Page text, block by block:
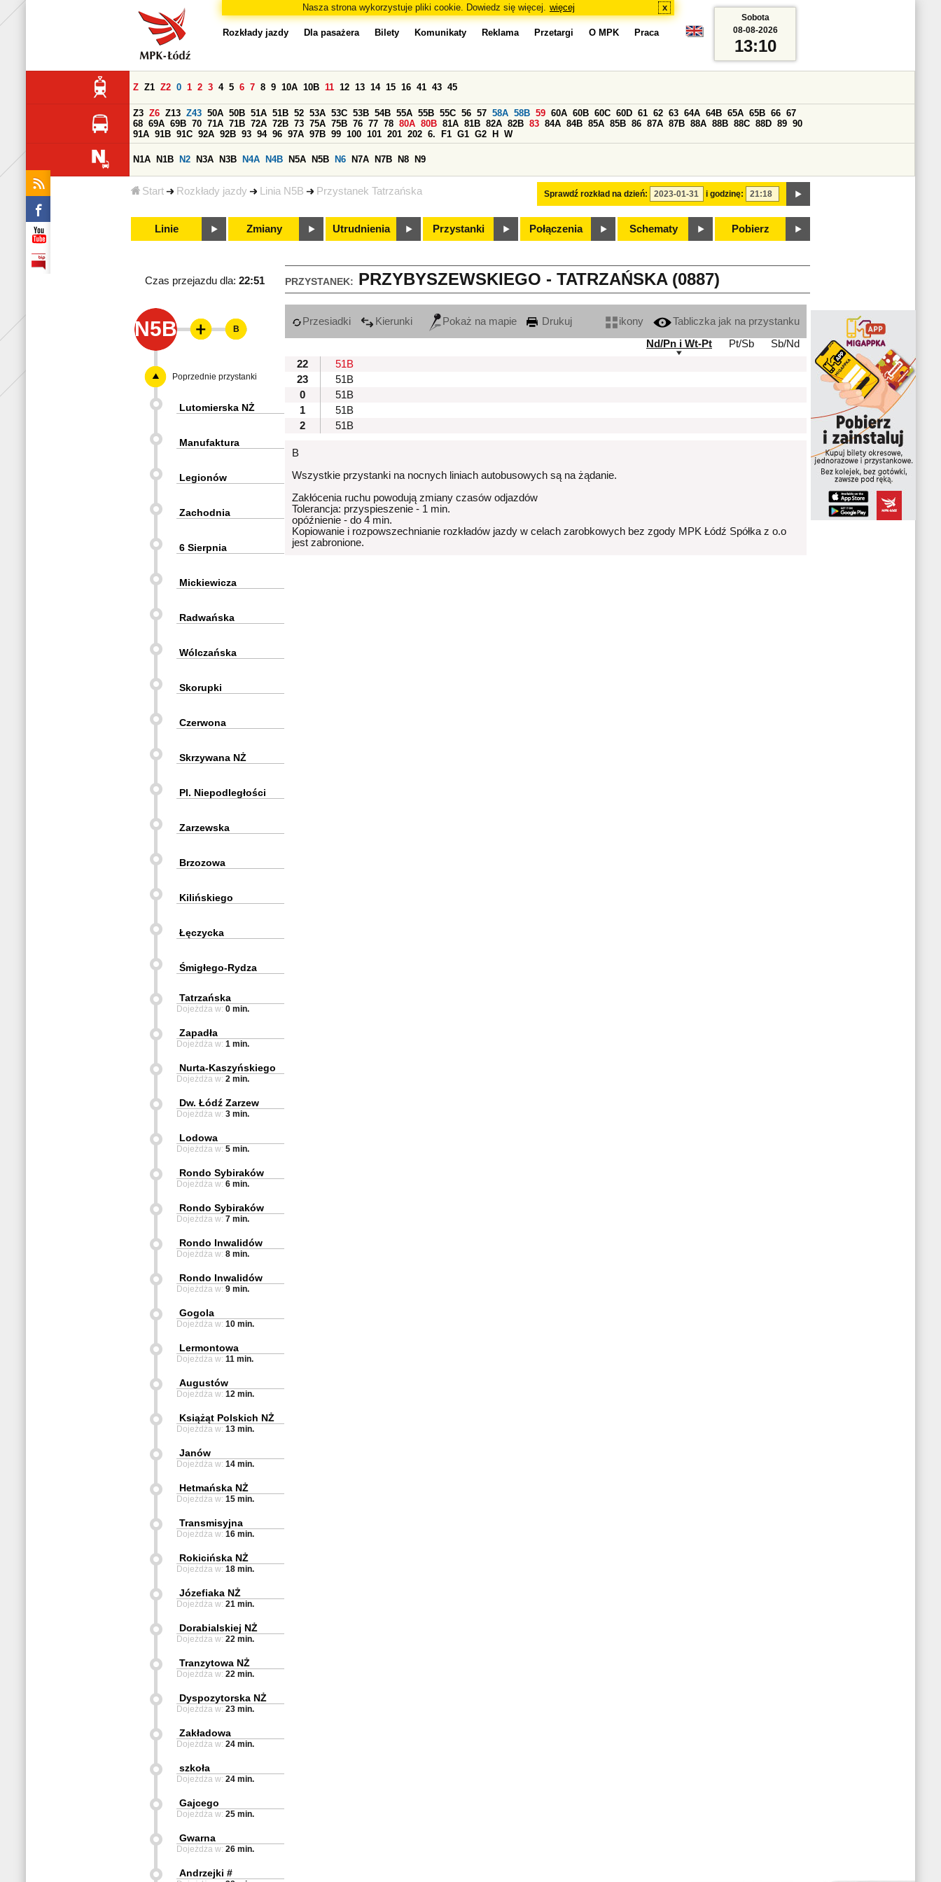
Nasza strona wykorzystuje pliki cookie. Dowiedz się więcej. więcej x
Start Rozkłady jazdy Linia N5B Przystanek Tatrzańska
Rozkłady jazdy Dla pasażera Bilety Komunikaty Reklama Przetargi O MPK Praca
Sprawdź rozkład na dzień: i godzinę:
Z Z1 Z2 0 1 2 3 4 5 6 7 8 9 10A 10B 11 12 13 14 15 16 41 43 45
Z3 Z6 Z13 Z43 50A 50B 51A 51B 52 53A 53C 53B 54B 55A 55B 55C 56 57 58A 58B 59 60A 60B 60C 60D 61 62 63 64A 64B 65A 65B 66 67
68 69A 69B 70 71A 71B 72A 72B 73 75A 75B 76 77 78 80A 80B 81A 81B 82A 82B 83 84A 84B 85A 85B 86 87A 87B 88A 88B 88C 88D 89 90
91A 91B 91C 92A 92B 93 94 96 97A 97B 99 100 101 201 202 6. F1 G1 G2 H W
N1A N1B N2 N3A N3B N4A N4B N5A N5B N6 N7A N7B N8 N9
Linie Zmiany Utrudnienia Przystanki Połączenia Schematy Pobierz
Sobota
08-08-2026
13:10
PRZYSTANEK: PRZYBYSZEWSKIEGO - TATRZAŃSKA (0887)
Czas przejazdu dla: 22:51
N5B Przesiadki Kierunki Pokaż na mapie Drukuj ikony
Tabliczka jak na przystanku
Nd/Pn i Wt-Pt
Pt/Sb
Sb/Nd
22
51B
23
51B
0
51B
1
51B
2
51B
B
Wszystkie przystanki na nocnych liniach autobusowych są na żądanie.
Zakłócenia ruchu powodują zmiany czasów odjazdów
Tolerancja: przyspieszenie - 1 min.
opóźnienie - do 4 min.
Kopiowanie i rozpowszechnianie rozkładów jazdy w celach zarobkowych bez zgody MPK Łódź Spółka z o.o
jest zabronione.
B
Poprzednie przystanki
Lutomierska NŻ
Manufaktura
Legionów
Zachodnia
6 Sierpnia
Mickiewicza
Radwańska
Wólczańska
Skorupki
Czerwona
Skrzywana NŻ
Pl. Niepodległości
Zarzewska
Brzozowa
Kilińskiego
Łęczycka
Śmigłego-Rydza
Tatrzańska
Dojeżdża w: 0 min.
Zapadła
Dojeżdża w: 1 min.
Nurta-Kaszyńskiego
Dojeżdża w: 2 min.
Dw. Łódź Zarzew
Dojeżdża w: 3 min.
Lodowa
Dojeżdża w: 5 min.
Rondo Sybiraków
Dojeżdża w: 6 min.
Rondo Sybiraków
Dojeżdża w: 7 min.
Rondo Inwalidów
Dojeżdża w: 8 min.
Rondo Inwalidów
Dojeżdża w: 9 min.
Gogola
Dojeżdża w: 10 min.
Lermontowa
Dojeżdża w: 11 min.
Augustów
Dojeżdża w: 12 min.
Książąt Polskich NŻ
Dojeżdża w: 13 min.
Janów
Dojeżdża w: 14 min.
Hetmańska NŻ
Dojeżdża w: 15 min.
Transmisyjna
Dojeżdża w: 16 min.
Rokicińska NŻ
Dojeżdża w: 18 min.
Józefiaka NŻ
Dojeżdża w: 21 min.
Dorabialskiej NŻ
Dojeżdża w: 22 min.
Tranzytowa NŻ
Dojeżdża w: 22 min.
Dyspozytorska NŻ
Dojeżdża w: 23 min.
Zakładowa
Dojeżdża w: 24 min.
szkoła
Dojeżdża w: 24 min.
Gajcego
Dojeżdża w: 25 min.
Gwarna
Dojeżdża w: 26 min.
Andrzejki #